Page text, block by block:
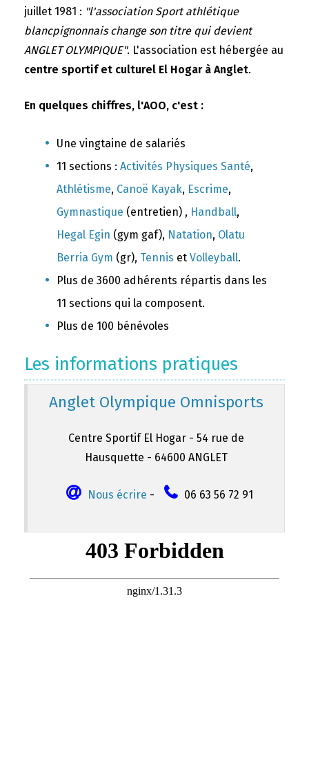
juillet 1981 : "l'association Sport athlétique
blancpignonnais change son titre qui devient
ANGLET OLYMPIQUE". L'association est hébergée au
centre sportif et culturel El Hogar à Anglet.
En quelques chiffres, l'AOO, c'est :
Une vingtaine de salariés
11 sections : Activités Physiques Santé,
Athlétisme, Canoë Kayak, Escrime,
Gymnastique (entretien) , Handball,
Hegal Egin (gym gaf), Natation, Olatu
Berria Gym (gr), Tennis et Volleyball.
Plus de 3600 adhérents répartis dans les
11 sections qui la composent.
Plus de 100 bénévoles
Les informations pratiques
Anglet Olympique Omnisports
Centre Sportif El Hogar - 54 rue de
Hausquette - 64600 ANGLET
Nous écrire - 06 63 56 72 91